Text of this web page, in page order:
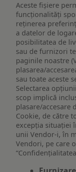
Aceste fișiere
funcționalități
reţinerea
a datelor de
posibilitatea de
sau de furnizori
paginile noastre
plasarea/
sau toate aceste
Selectarea
scop implică
plasare/accesare
Cookie, de către
excepția situației
unii Vendor-i, în
Vendori, pe care